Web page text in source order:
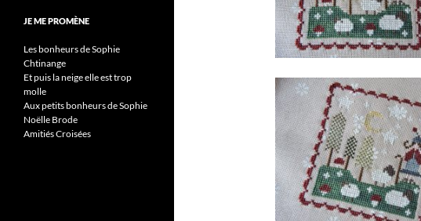
JE ME PROMÈNE
Les bonheurs de Sophie
Chtinange
Et puis la neige elle est trop
molle
Aux petits bonheurs de Sophie
Noëlle Brode
Amitiés Croisées